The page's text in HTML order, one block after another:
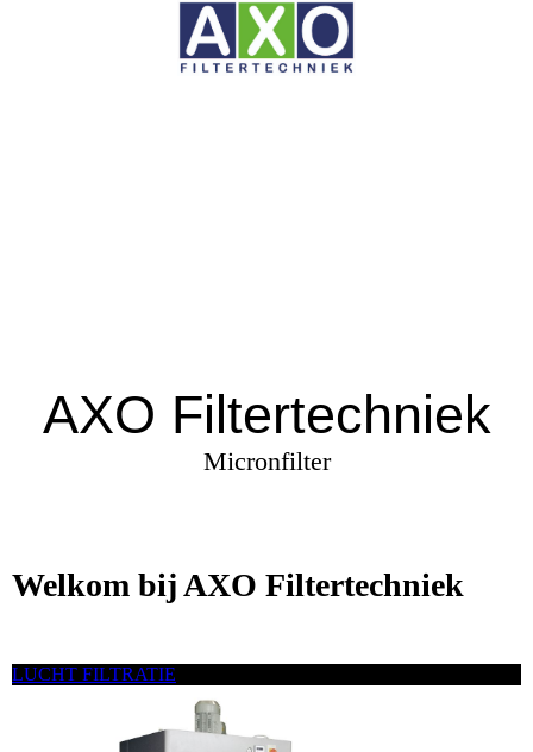
AXO Filtertechniek
Micronfilter
Welkom bij AXO Filtertechniek
LUCHT FILTRATIE